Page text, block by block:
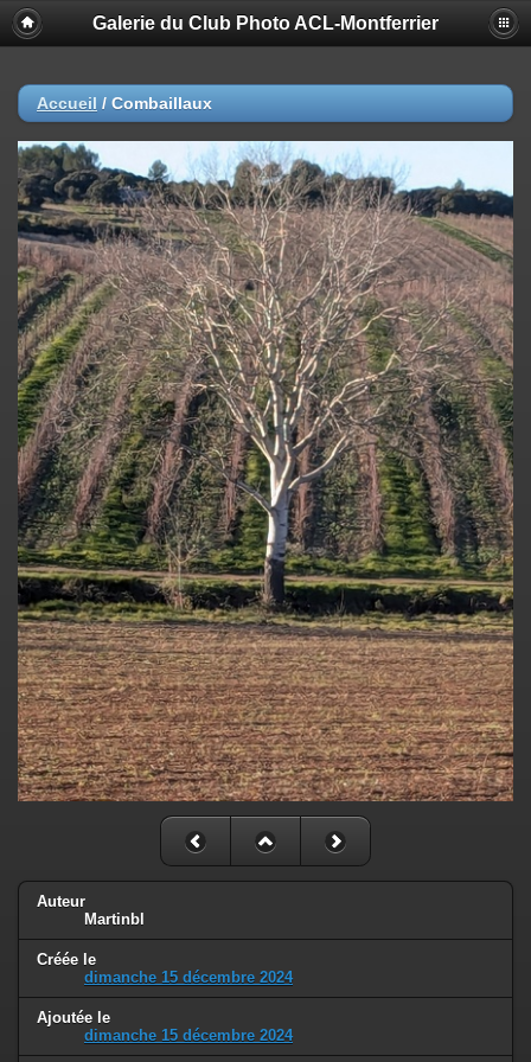
Galerie du Club Photo ACL-Montferrier
Accueil / Combaillaux
Auteur
Martinbl
Créée le
dimanche 15 décembre 2024
Ajoutée le
dimanche 15 décembre 2024